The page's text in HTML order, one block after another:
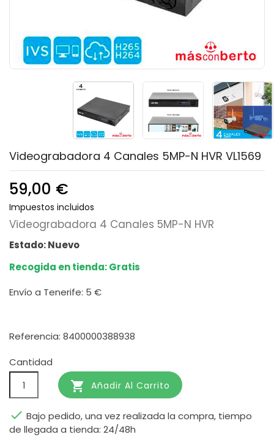
Videograbadora 4 Canales 5MP-N HVR VL1569
59,00 €
Impuestos incluidos
Videograbadora 4 Canales 5MP-N HVR
Estado: Nuevo
Recogida en tienda: Gratis
Envío a Tenerife: 5 €
Referencia: 8400000388938
Cantidad
 Añadir Al Carrito
 Bajo pedido, una vez realizada la compra, tiempo
de llegada a tienda: 24/48h